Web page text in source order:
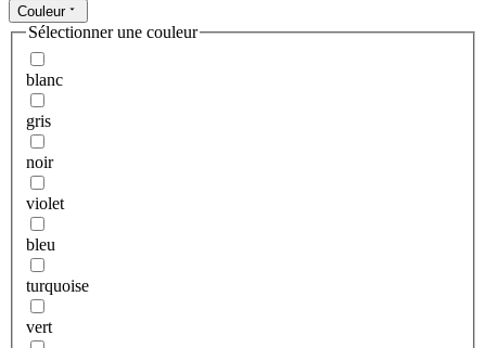
Couleur
Sélectionner une couleur
blanc
gris
noir
violet
bleu
turquoise
vert